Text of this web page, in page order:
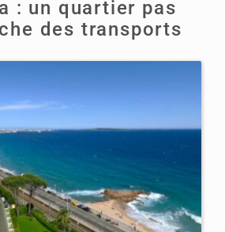
: un quartier pas
des transports